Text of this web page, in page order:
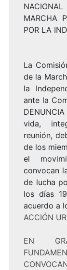
MARCHA
POR LA
La
de la
la
ante la
vida,
reunión,
de los
el
convocan
de lucha
los días
acuerdo a
ACCIÓN
EN